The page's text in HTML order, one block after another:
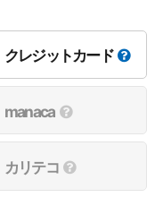
クレジットカード
manaca
カリテコ